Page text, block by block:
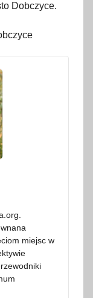
Dobczyce.
miejsc w